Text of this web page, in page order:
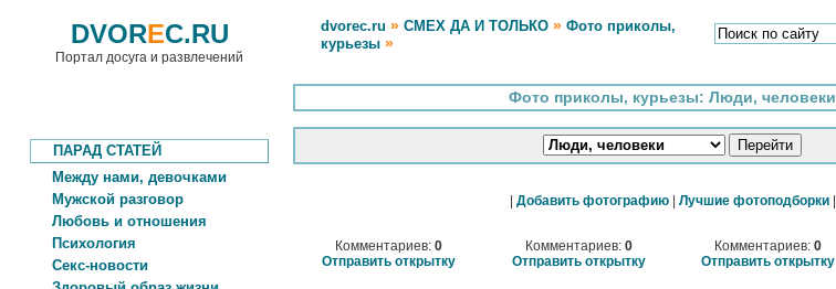
DVOREC.RU
Портал досуга и развлечений
dvorec.ru » СМЕХ ДА И ТОЛЬКО » Фото приколы,
курьезы »
ПАРАД СТАТЕЙ
Между нами, девочками
Мужской разговор
Любовь и отношения
Психология
Секс-новости
Фото приколы, курьезы: Люди, человеки
Добавить фотографию| Лучшие фотоподборки|
Комментариев: 0
Отправить открытку
Комментариев: 0
Отправить открытку
Комментариев: 0
Отправить открытку